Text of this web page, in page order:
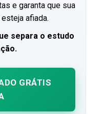
e garanta que sua
afiada.
separa o estudo
GRÁTIS